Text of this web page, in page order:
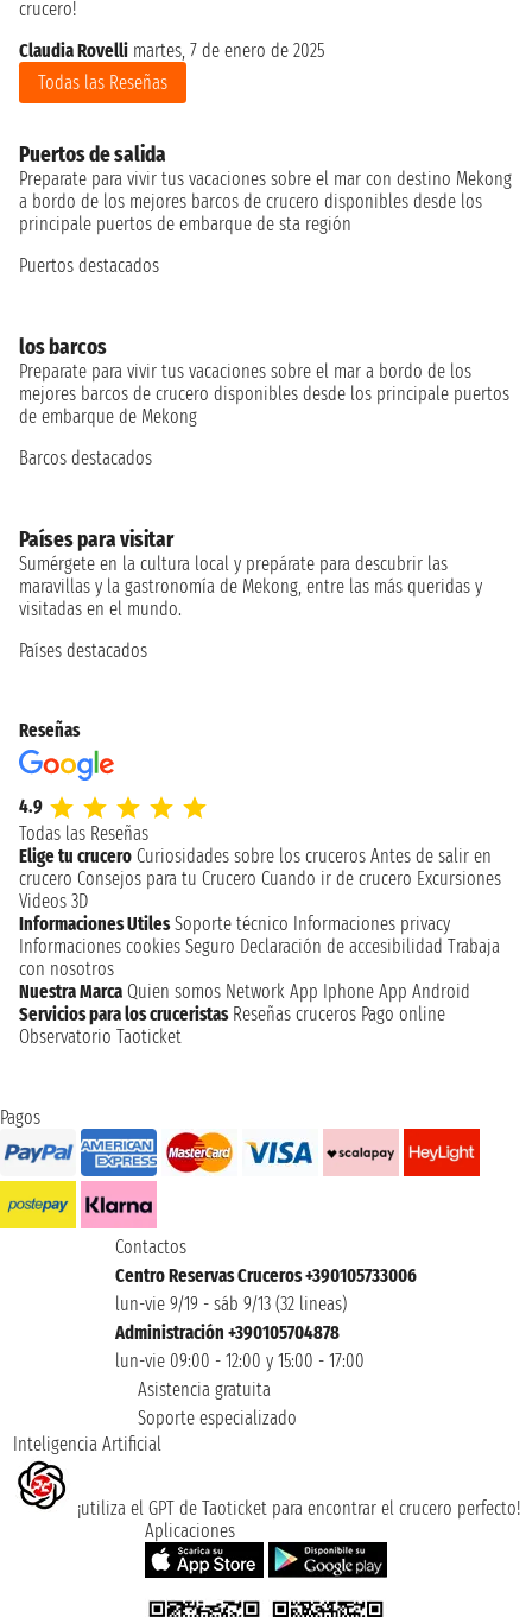
crucero!
Claudia Rovelli martes, 7 de enero de 2025
Todas las Reseñas
Puertos de salida
Preparate para vivir tus vacaciones sobre el mar con destino Mekong
a bordo de los mejores barcos de crucero disponibles desde los
principale puertos de embarque de sta región
Puertos destacados
los barcos
Preparate para vivir tus vacaciones sobre el mar a bordo de los
mejores barcos de crucero disponibles desde los principale puertos
de embarque de Mekong
Barcos destacados
Países para visitar
Sumérgete en la cultura local y prepárate para descubrir las
maravillas y la gastronomía de Mekong, entre las más queridas y
visitadas en el mundo.
Países destacados
Reseñas
4.9
Todas las Reseñas
Elige tu crucero Curiosidades sobre los cruceros Antes de salir en
crucero Consejos para tu Crucero Cuando ir de crucero Excursiones
Videos 3D
Informaciones Utiles Soporte técnico Informaciones privacy
Informaciones cookies Seguro Declaración de accesibilidad Trabaja
con nosotros
Nuestra Marca Quien somos Network App Iphone App Android
Servicios para los cruceristas Reseñas cruceros Pago online
Observatorio Taoticket
Pagos
Contactos
Centro Reservas Cruceros +390105733006
lun-vie 9/19 - sáb 9/13 (32 lineas)
Administración +390105704878
lun-vie 09:00 - 12:00 y 15:00 - 17:00
Asistencia gratuita
Soporte especializado
Inteligencia Artificial
¡utiliza el GPT de Taoticket para encontrar el crucero perfecto!
Aplicaciones